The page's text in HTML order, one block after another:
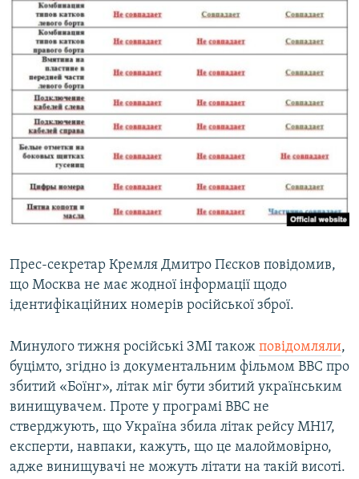
Прес-секретар Кремля Дмитро Пєсков повідомив,
що Москва не має жодної інформації щодо
ідентифікаційних номерів російської зброї.
Минулого тижня російські ЗМІ також повідомляли,
буцімто, згідно із документальним фільмом BBC про
збитий «Боїнг», літак міг бути збитий українським
винищувачем. Проте у програмі BBC не
стверджують, що Україна збила літак рейсу MH17,
експерти, навпаки, кажуть, що це малоймовірно,
адже винищувачі не можуть літати на такій висоті.